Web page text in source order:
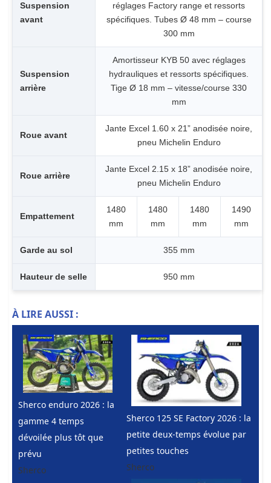
Suspension
avant
réglages Factory range et ressorts
spécifiques. Tubes Ø 48 mm – course
300 mm
Suspension
arrière
Amortisseur KYB 50 avec réglages
hydrauliques et ressorts spécifiques.
Tige Ø 18 mm – vitesse/course 330
mm
Roue avant
Jante Excel 1.60 x 21” anodisée noire,
pneu Michelin Enduro
Roue arrière
Jante Excel 2.15 x 18” anodisée noire,
pneu Michelin Enduro
Empattement
1480
mm
1480
mm
1480
mm
1490
mm
Garde au sol 355 mm
Hauteur de selle 950 mm
À LIRE AUSSI :
Sherco enduro 2026 : la
gamme 4 temps
dévoilée plus tôt que
prévu
Sherco
Sherco 125 SE Factory 2026 : la
petite deux-temps évolue par
petites touches
Sherco